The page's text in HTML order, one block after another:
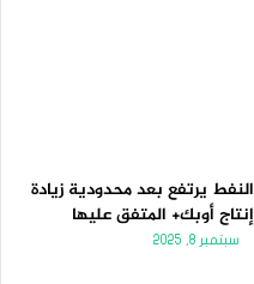
النفط يرتفع بعد محدودية زيادة
إنتاج أوبك+ المتفق عليها
سبتمبر 8, 2025